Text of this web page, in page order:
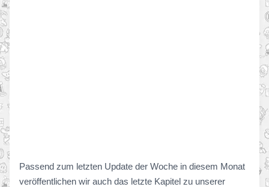
Passend zum letzten Update der Woche in diesem Monat
veröffentlichen wir auch das letzte Kapitel zu unserer